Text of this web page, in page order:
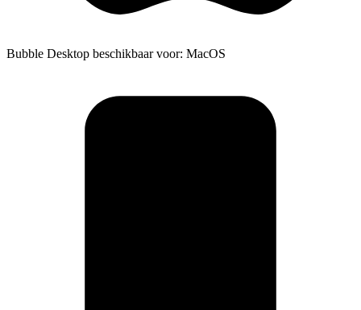
Bubble Desktop beschikbaar voor: MacOS